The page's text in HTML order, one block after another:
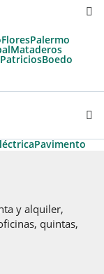
FloresPalermo
Mataderos
Boedo
Pavimento
y alquiler,
quintas,